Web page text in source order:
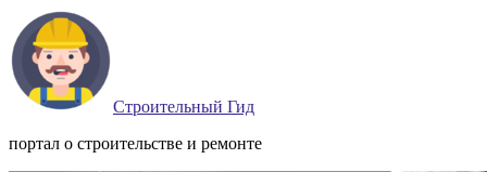
Строительный Гид
портал о строительстве и ремонте